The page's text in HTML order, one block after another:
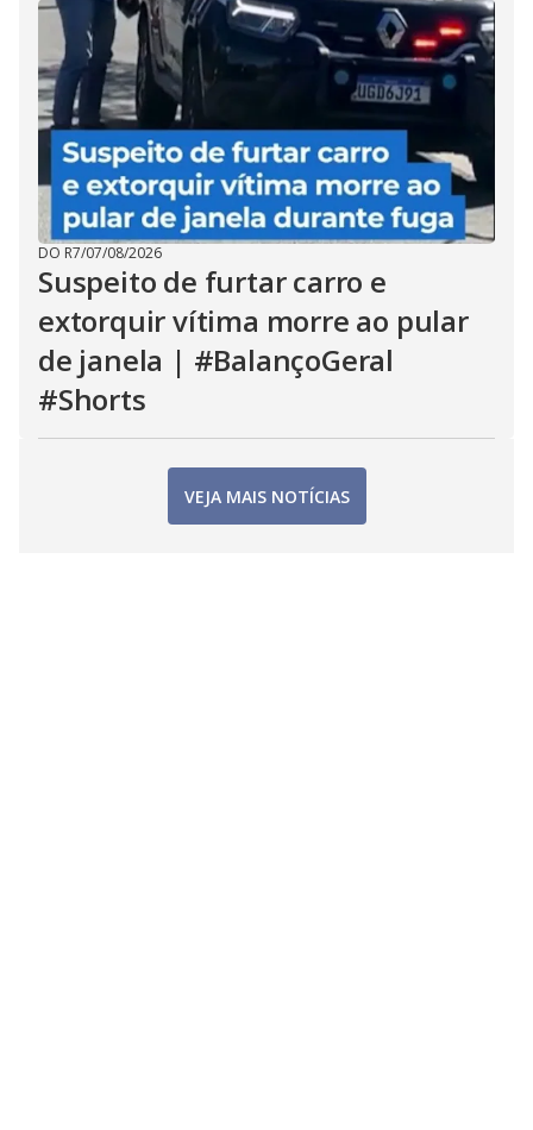
DO R7/07/08/2026
Suspeito de furtar carro e
extorquir vítima morre ao pular
de janela | #BalançoGeral
#Shorts
VEJA MAIS NOTÍCIAS